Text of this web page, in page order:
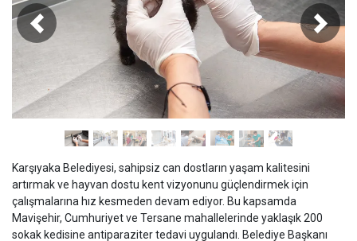
Geri İleri
Karşıyaka Belediyesi, sahipsiz can dostların yaşam kalitesini
artırmak ve hayvan dostu kent vizyonunu güçlendirmek için
çalışmalarına hız kesmeden devam ediyor. Bu kapsamda
Mavişehir, Cumhuriyet ve Tersane mahallelerinde yaklaşık 200
sokak kedisine antiparaziter tedavi uygulandı. Belediye Başkanı